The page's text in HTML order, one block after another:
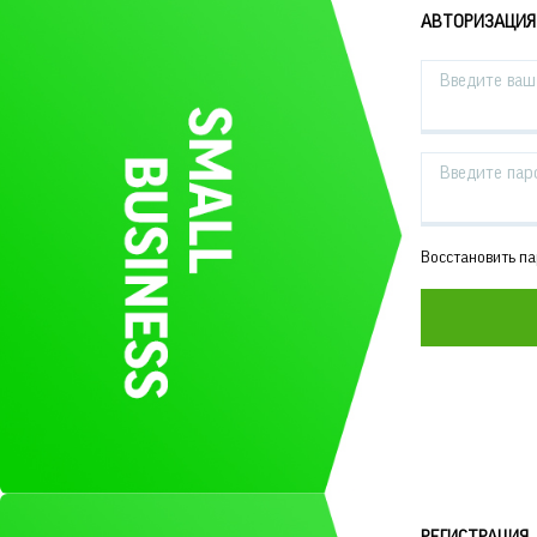
АВТОРИЗАЦИЯ
Введите
Введите
Восстановить